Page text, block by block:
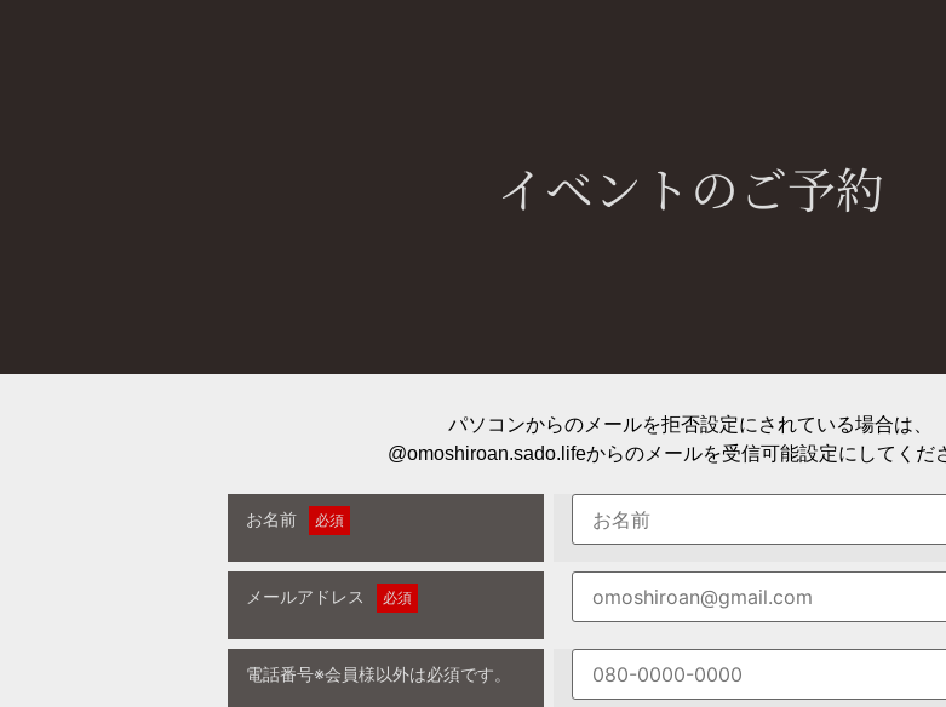
イベントのご予約
パソコンからのメールを拒否設定にされている場合は、
@omoshiroan.sado. lifeからのメールを受信可能設定にしてくだ
お名前 必須
メールアドレス 必須
電話番号※会員様以外は必須です。